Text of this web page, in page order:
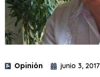
Opinión junio 3, 2017